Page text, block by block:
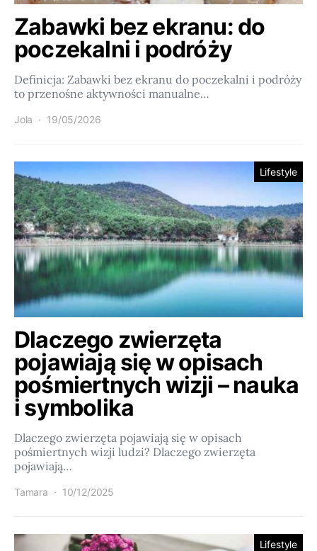
Zabawki bez ekranu: do
poczekalni i podróży
Definicja: Zabawki bez ekranu do poczekalni i podróży
to przenośne aktywności manualne…
Jola 19/05/2026
Lifestyle
Dlaczego zwierzęta
pojawiają się w opisach
pośmiertnych wizji – nauka
i symbolika
Dlaczego zwierzęta pojawiają się w opisach
pośmiertnych wizji ludzi? Dlaczego zwierzęta
pojawiają…
Tamara 10/12/2025
Lifestyle